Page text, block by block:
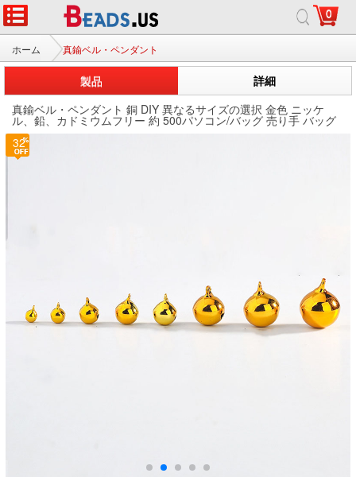
0
ホーム 真鍮ベル・ペンダント
製品
詳細
真鍮ベル・ペンダント 銅 DIY 異なるサイズの選択 金色 ニッケ
ル、鉛、カドミウムフリー 約 500パソコン/バッグ 売り手 バッグ